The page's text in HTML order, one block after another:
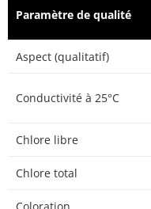
Paramètre de qualité
Aspect (qualitatif)
Conductivité à 25°C
Chlore libre
Chlore total